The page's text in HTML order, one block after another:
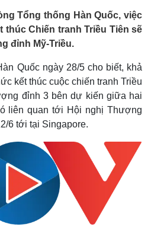
Tổng thống Hàn Quốc, việc
Chiến tranh Triều Tiên sẽ
đỉnh Mỹ-Triều.
Quốc ngày 28/5 cho biết, khả
kết thúc cuộc chiến tranh Triều
đỉnh 3 bên dự kiến giữa hai
liên quan tới Hội nghị Thượng
6 tới tại Singapore.